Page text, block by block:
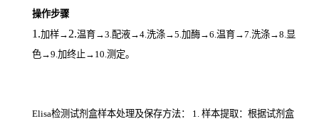
操作步骤
1.加样→ 2.温育→3.配液→4.洗涤→5.加酶→6.温育→7.洗涤→8.显
色→9.加终止→10.测定。
Elisa检测试剂盒样本处理及保存方法： 1. 样本提取：根据试剂盒